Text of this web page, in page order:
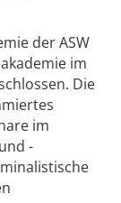
der ASW
im
Die
im
-